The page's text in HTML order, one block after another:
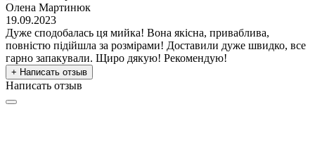
Олена Мартинюк
19.09.2023
Дуже сподобалась ця мийка! Вона якісна, приваблива,
повністю підійшла за розмірами! Доставили дуже швидко, все
гарно запакували. Щиро дякую! Рекомендую!
+ Написать отзыв
Написать отзыв